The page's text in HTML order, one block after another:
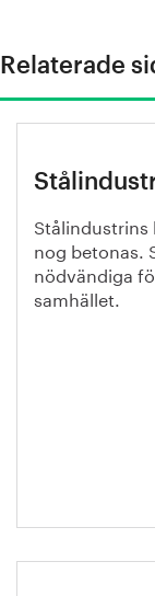
Relaterade
Stålindustrins
nog betonas.
nödvändiga
samhället.